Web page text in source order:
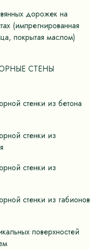
дорожек на
(импрегнированная
покрытая маслом)
СТЕНЫ
стенки из бетона
стенки из
стенки из
стенки из габионов
поверхностей